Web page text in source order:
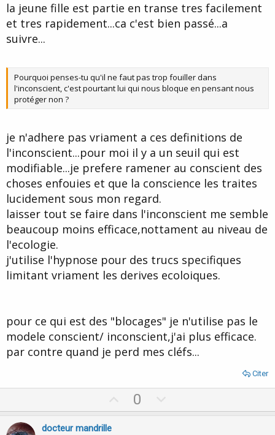
la jeune fille est partie en transe tres facilement
et tres rapidement...ca c'est bien passé...a
suivre...
Pourquoi penses-tu qu'il ne faut pas trop fouiller dans
l'inconscient, c'est pourtant lui qui nous bloque en pensant nous
protéger non ?
je n'adhere pas vriament a ces definitions de
l'inconscient...pour moi il y a un seuil qui est
modifiable...je prefere ramener au conscient des
choses enfouies et que la conscience les traites
lucidement sous mon regard.
laisser tout se faire dans l'inconscient me semble
beaucoup moins efficace,nottament au niveau de
l'ecologie.
j'utilise l'hypnose pour des trucs specifiques
limitant vriament les derives ecoloiques.
pour ce qui est des "blocages" je n'utilise pas le
modele conscient/ inconscient,j'ai plus efficace.
par contre quand je perd mes cléfs...
Citer
p
0
o
docteur mandrille